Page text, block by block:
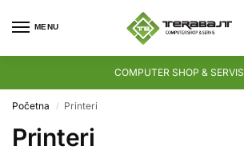
MENU
COMPUTER SHOP & SERVIS
Početna / Printeri
Printeri